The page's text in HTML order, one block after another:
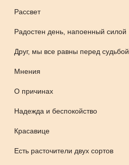
Рассвет
Радостен день, напоенный силой
Друг, мы все равны перед судьбой
Мнения
О причинах
Надежда и беспокойство
Красавице
Есть расточители двух сортов